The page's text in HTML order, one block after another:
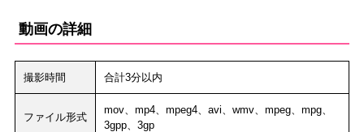
動画の詳細
撮影時間 合計3分以内
ファイル形式
mov、mp4、mpeg4、avi、wmv、mpeg、mpg、
3gpp、3gp